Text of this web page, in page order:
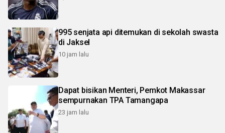
995 senjata api ditemukan di sekolah swasta
di Jaksel
10 jam lalu
Dapat bisikan Menteri, Pemkot Makassar
sempurnakan TPA Tamangapa
23 jam lalu